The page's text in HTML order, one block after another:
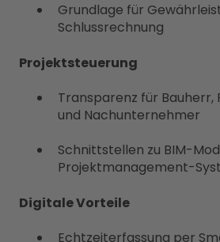
Grundlage für
Schlussrechnung
Projektsteuerung
Transparenz für Bauherr,
und Nachunternehmer
Schnittstellen zu BIM-
Projektmanagement-
Digitale Vorteile
Echtzeiterfassung per